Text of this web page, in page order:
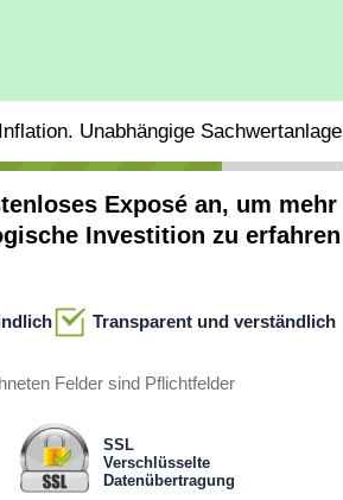
Unabhängige Sachwertanlage
Exposé an, um mehr
Investition zu erfahren
Transparent und verständlich
Felder sind Pflichtfelder
SSL
Verschlüsselte
Datenübertragung